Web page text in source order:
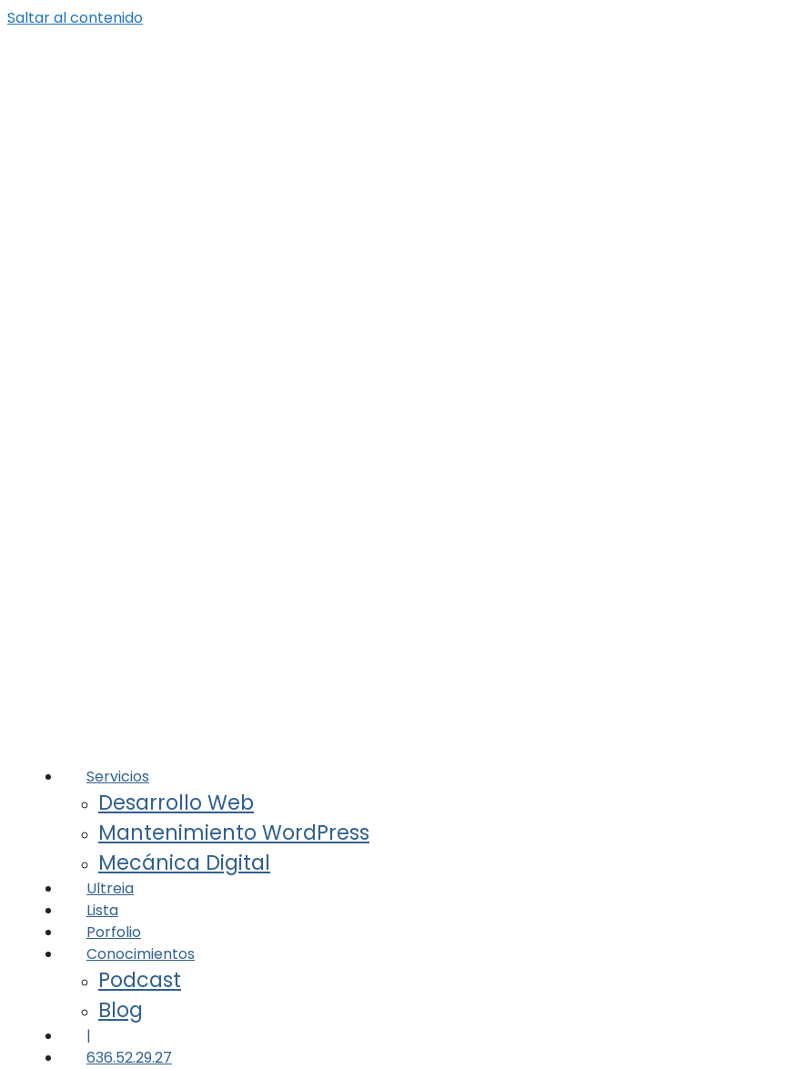
Saltar al contenido
Servicios
Desarrollo Web
Mantenimiento WordPress
Mecánica Digital
Ultreia
Lista
Porfolio
Conocimientos
Podcast
Blog
|
636.52.29.27